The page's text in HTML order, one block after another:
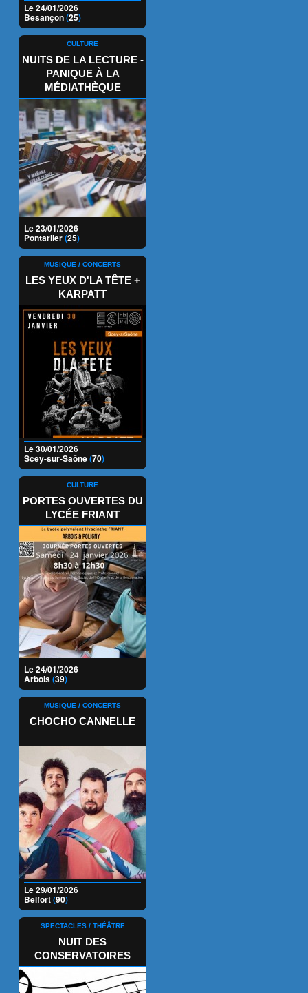
Le 24/01/2026
Besançon(25)
CULTURE
NUITS DE LA LECTURE -
PANIQUE À LA
MÉDIATHÈQUE
Le 23/01/2026
Pontarlier(25)
MUSIQUE / CONCERTS
LES YEUX D'LA TÊTE +
KARPATT
Le 30/01/2026
Scey-sur-Saône(70)
CULTURE
PORTES OUVERTES DU
LYCÉE FRIANT
Le 24/01/2026
Arbois(39)
MUSIQUE / CONCERTS
CHOCHO CANNELLE
Le 29/01/2026
Belfort(90)
SPECTACLES / THÉÂTRE
NUIT DES
CONSERVATOIRES